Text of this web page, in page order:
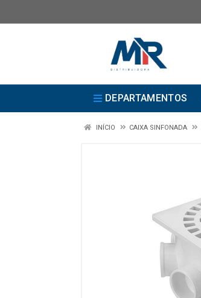
DEPARTAMENTOS
INÍCIO CAIXA SINFONADA